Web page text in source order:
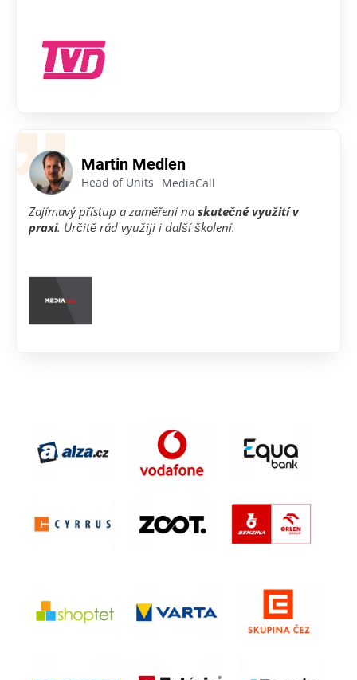
Martin Medlen
Head of Units MediaCall
Zajímavý přístup a zaměření na skutečné využití v
praxi. Určitě rád využiji i další školení.